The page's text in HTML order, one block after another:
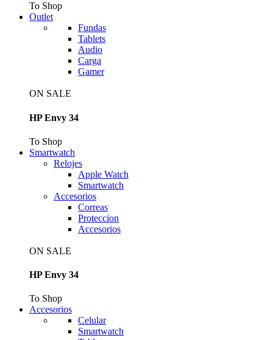
To Shop
Outlet
Fundas
Tablets
Audio
Carga
Gamer
ON SALE
HP Envy 34
To Shop
Smartwatch
Relojes
Apple Watch
Smartwatch
Accesorios
Correas
Proteccion
Accesorios
ON SALE
HP Envy 34
To Shop
Accesorios
Celular
Smartwatch